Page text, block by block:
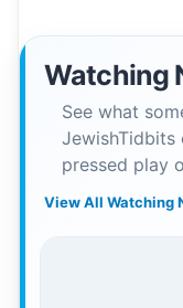
Watching
See what
JewishTidbits
pressed play
View All Watching